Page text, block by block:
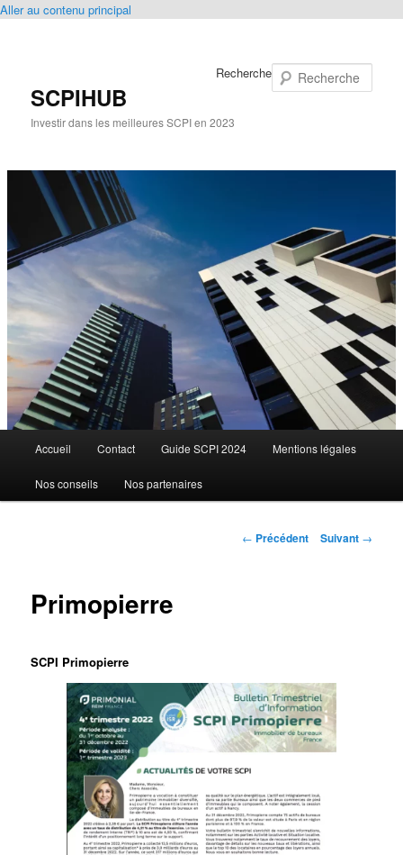
Aller au contenu principal
SCPIHUB
Investir dans les meilleures SCPI en 2023
Recherche
principal
Accueil Contact Guide SCPI 2024 Mentions légales
Nos conseils Nos partenaires
Navigation
← Précédent Suivant →
Primopierre
SCPI Primopierre